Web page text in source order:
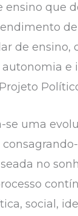
ensino que
de
uma
no
social,